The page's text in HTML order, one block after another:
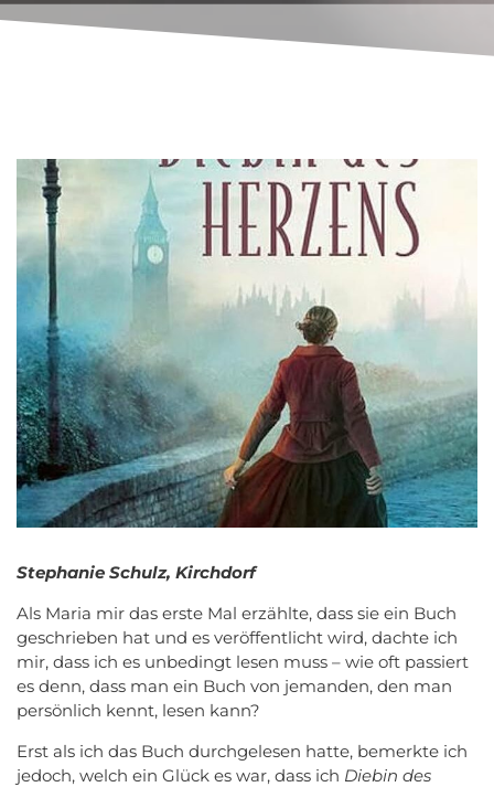
Stephanie Schulz, Kirchdorf
Als Maria mir das erste Mal erzählte, dass sie ein Buch
geschrieben hat und es veröffentlicht wird, dachte ich
mir, dass ich es unbedingt lesen muss – wie oft passiert
es denn, dass man ein Buch von jemanden, den man
persönlich kennt, lesen kann?
Erst als ich das Buch durchgelesen hatte, bemerkte ich
jedoch, welch ein Glück es war, dass ich Diebin des